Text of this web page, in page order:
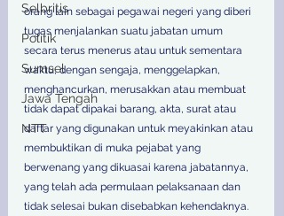
Selbritis
Politik
Sumsel
Jawa Tengah
NTT
orang lain sebagai pegawai negeri yang diberi
tugas menjalankan suatu jabatan umum
secara terus menerus atau untuk sementara
waktu, dengan sengaja, menggelapkan,
menghancurkan, merusakkan atau membuat
tidak dapat dipakai barang, akta, surat atau
daftar yang digunakan untuk meyakinkan atau
membuktikan di muka pejabat yang
berwenang yang dikuasai karena jabatannya,
yang telah ada permulaan pelaksanaan dan
tidak selesai bukan disebabkan kehendaknya.